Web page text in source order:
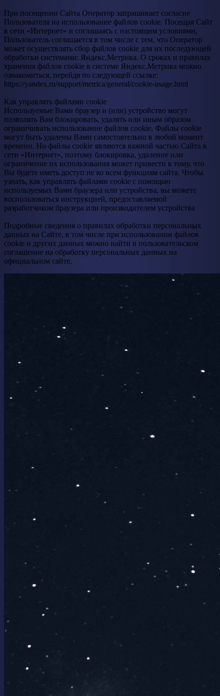
При посещении Сайта Оператор запрашивает согласие
Пользователя на использование файлов cookie. Посещая Сайт
в сети «Интернет» и соглашаясь с настоящим условиями,
Пользователь соглашается в том числе с тем, что Оператор
может осуществлять сбор файлов cookie для их последующей
обработки системами: Яндекс.Метрика. О сроках и правилах
хранения файлов cookie в системe Яндекс.Метрика можно
ознакомиться, перейдя по следующей ссылке:
https://yandex.ru/support/metrica/general/cookie-usage.html
Как управлять файлами cookie
Используемые Вами браузер и (или) устройство могут
позволять Вам блокировать, удалять или иным образом
ограничивать использование файлов cookie. Файлы cookie
могут быть удалены Вами самостоятельно в любой момент
времени. Но файлы cookie являются важной частью Сайта в
сети «Интернет», поэтому блокировка, удаление или
ограничение их использования может привести к тому, что
Вы будете иметь доступ не ко всем функциям сайта. Чтобы
узнать, как управлять файлами cookie с помощью
используемых Вами браузера или устройства, вы можете
воспользоваться инструкцией, предоставляемой
разработчиком браузера или производителем устройства
Подробные сведения о правилах обработки персональных
данных на Сайте, в том числе при использовании файлов
cookie и других данных можно найти в пользовательском
соглашение на обработку персональных данных на
официальном сайте.